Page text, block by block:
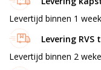
Levertijd binnen 1
Levering
Levertijd binnen 2